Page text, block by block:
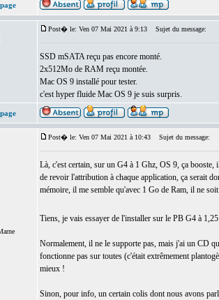
Post� le: Ven 07 Mai 2021 à 9:13 Sujet du message:
SSD mSATA reçu pas encore monté.
2x512Mo de RAM reçu montée.
Mac OS 9 installé pour tester.
c'est hyper fluide Mac OS 9 je suis surpris.
Post� le: Ven 07 Mai 2021 à 10:43 Sujet du message:
Là, c'est certain, sur un G4 à 1 Ghz, OS 9, ça
de revoir l'attribution à chaque application, ça serait
mémoire, il me semble qu'avec 1 Go de Ram, il ne
Tiens, je vais essayer de l'installer sur le PB G4 à
Normalement, il ne le supporte pas, mais j'ai un CD
fonctionne pas sur toutes (c'était extrêmement
mieux !
Sinon, pour info, un certain colis dont nous avons